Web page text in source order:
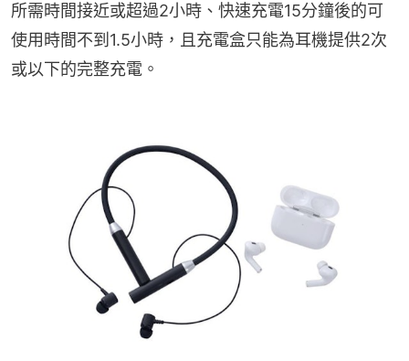
所需時間接近或超過2小時、快速充電15分鐘後的可
使用時間不到1.5小時，且充電盒只能為耳機提供2次
或以下的完整充電。